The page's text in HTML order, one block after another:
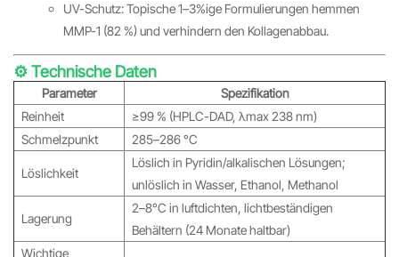
UV-Schutz: Topische 1–3%ige Formulierungen hemmen
MMP-1 (82 %) und verhindern den Kollagenabbau.
⚙️ Technische Daten
Parameter
Spezifikation
Reinheit
≥99 % (HPLC-DAD, λmax 238 nm)
Schmelzpunkt
285–286 °C
Löslichkeit
Löslich in Pyridin/alkalischen Lösungen;
unlöslich in Wasser, Ethanol, Methanol
Lagerung
2–8°C in luftdichten, lichtbeständigen
Behältern (24 Monate haltbar)
Wichtige